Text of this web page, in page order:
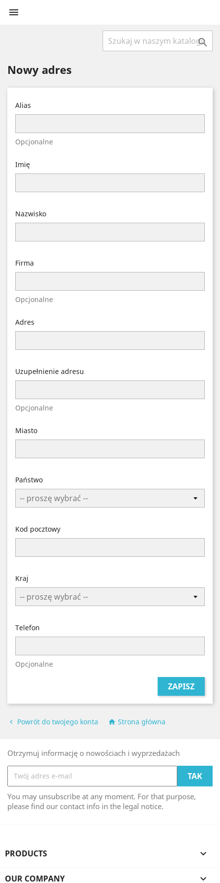


Nowy adres
Alias
Opcjonalne
Imię
Nazwisko
Firma
Opcjonalne
Adres
Uzupełnienie adresu
Opcjonalne
Miasto
Państwo
Kod pocztowy
Kraj
Telefon
Opcjonalne
ZAPISZ
 Powrót do twojego konta  Strona główna
Otrzymuj informację o nowościach i wyprzedażach
You may unsubscribe at any moment. For that purpose,
please find our contact info in the legal notice.
PRODUCTS 
OUR COMPANY 